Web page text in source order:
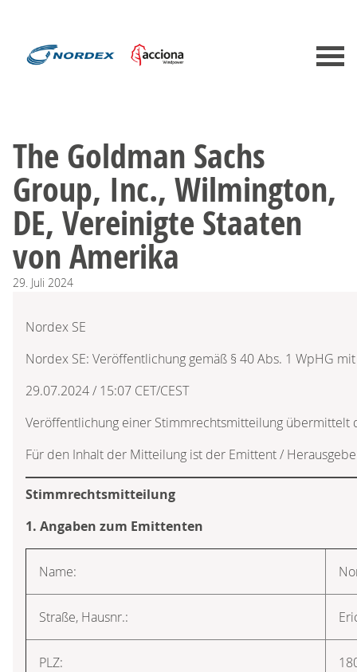
The Goldman Sachs
Group, Inc., Wilmington,
DE, Vereinigte Staaten
von Amerika
29. Juli 2024
Nordex SE
Nordex SE: Veröffentlichung gemäß § 40 Abs. 1 WpHG
29.07.2024 / 15:07 CET/CEST
Veröffentlichung einer Stimmrechtsmitteilung übermittelt
Für den Inhalt der Mitteilung ist der Emittent /
Stimmrechtsmitteilung
1. Angaben zum Emittenten
Name:
Straße, Hausnr.:
PLZ: